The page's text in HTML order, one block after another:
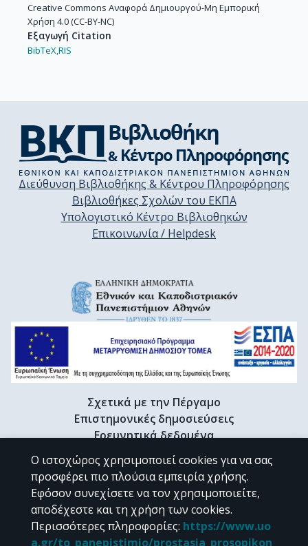
Creative Commons Αναφορά Δημιουργού-Μη Εμπορική
Χρήση 4.0 (CC-BY-NC)
Εξαγωγή Citation
BibTeX,RIS
Διεύθυνση Βιβλιοθήκης & Κέντρου Πληροφόρησης
Βιβλιοθήκες Σχολών του ΕΚΠΑ
Υπολογιστικό Κέντρο Βιβλιοθηκών
Επικοινωνία / Helpdesk
Σχετικά με την Πέργαμο
Επιστημονικές δημοσιεύσεις
Ερευνητικά δεδομένα
Διδακτορικές διατριβές & Γκρίζα βιβλιογραφία
Προφίλ Ερευνητή
CC BY-NC 4.0
Ο ιστοχώρος χρησιμοποιεί cookies για να σας
προσφέρει πιο πλούσια εμπειρία χρήσης.
Εφόσον συνεχίσετε να τον χρησιμοποιείτε,
αποδέχεστε και τη χρήση των cookies.
Περισσότερες πληροφορίες: https://www.uo
a.gr/to_panepistimio/prostasia_prosopikon_